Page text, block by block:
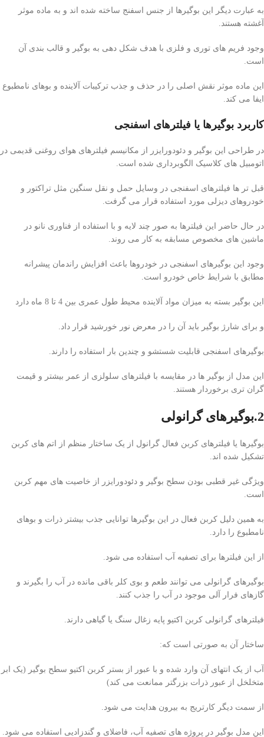
به عبارت دیگر این بوگیرها از جنس اسفنج ساخته شده اند و به ماده موثر
آغشته هستند.
وجود فریم های توری و فلزی با هدف شکل دهی به بوگیر و قالب بندی آن
است.
این ماده موثر نقش اصلی را در حذف و جذب ترکیبات آلاینده و بوهای نامطبوع
ایفا می کند.
کاربرد بوگیرها یا فیلترهای اسفنجی
در طراحی این بوگیر و دئودورایزر از مکانیسم فیلترهای هوای روغنی قدیمی در
اتومبیل های کلاسیک الگوبرداری شده است.
قبل تر ها فیلترهای اسفنجی در وسایل حمل و نقل سنگین مثل تراکتور و
خودروهای دیزلی مورد استفاده قرار می گرفت.
در حال حاضر این فیلترها به صور چند لایه و با استفاده از فناوری نانو در
ماشین های مخصوص مسابقه به کار می روند.
وجود این بوگیرهای اسفنجی در خودروها باعث افزایش راندمان پیشرانه
مطابق با شرایط خاص خودرو است.
این بوگیر بسته به میزان مواد آلاینده محیط طول عمری بین 4 تا 8 ماه دارد
و برای شارژ بوگیر باید آن را در معرض نور خورشید قرار داد.
بوگیرهای اسفنجی قابلیت شستشو و چندین بار استفاده را دارند.
این مدل از بوگیر ها در مقایسه با فیلترهای سلولزی از عمر بیشتر و قیمت
گران تری برخوردار هستند.
2.بوگیرهای گرانولی
بوگیرها یا فیلترهای کربن فعال گرانول از یک ساختار منظم از اتم های کربن
تشکیل شده اند.
ویژگی غیر قطبی بودن سطح بوگیر و دئودورایزر از خاصیت های مهم کربن
است.
به همین دلیل کربن فعال در این بوگیرها توانایی جذب بیشتر ذرات و بوهای
نامطبوع را دارد.
از این فیلترها برای تصفیه آب استفاده می شود.
بوگیرهای گرانولی می توانند طعم و بوی کلر باقی مانده در آب را بگیرند و
گازهای فرار آلی موجود در آب را جذب کنند.
فیلترهای گرانولی کربن اکتیو پایه زغال سنگ یا گیاهی دارند.
ساختار آن به صورتی است که:
آب از یک انتهای آن وارد شده و با عبور از بستر کربن اکتیو سطح بوگیر (یک ابر
متخلخل از عبور ذرات بزرگتر ممانعت می کند)
از سمت دیگر کارتریج به بیرون هدایت می شود.
این مدل بوگیر در پروژه های تصفیه آب، فاضلای و گندزادیی استفاده می شود.